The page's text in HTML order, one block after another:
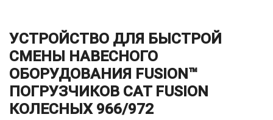
УСТРОЙСТВО ДЛЯ БЫСТРОЙ
СМЕНЫ НАВЕСНОГО
ОБОРУДОВАНИЯ FUSION™
ПОГРУЗЧИКОВ CAT FUSION
КОЛЕСНЫХ 966/972